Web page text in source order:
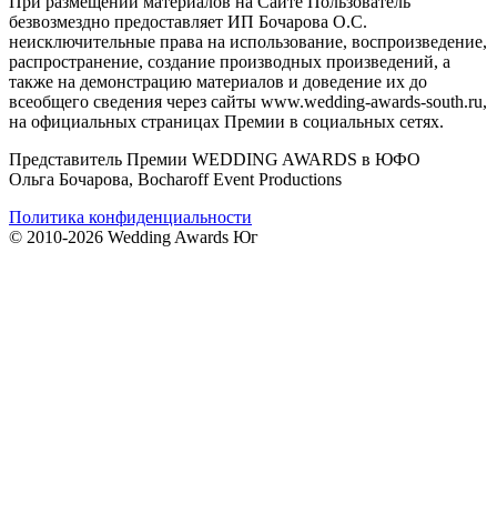
безвозмездно предоставляет ИП Бочарова О.С.
неисключительные права на использование, воспроизведение,
распространение, создание производных произведений, а
также на демонстрацию материалов и доведение их до
всеобщего сведения через сайты www.wedding-awards-south.ru,
на официальных страницах Премии в социальных сетях.
Представитель Премии WEDDING AWARDS в ЮФО
Ольга Бочарова, Bocharoff Event Productions
Политика конфиденциальности
© 2010-2026 Wedding Awards Юг